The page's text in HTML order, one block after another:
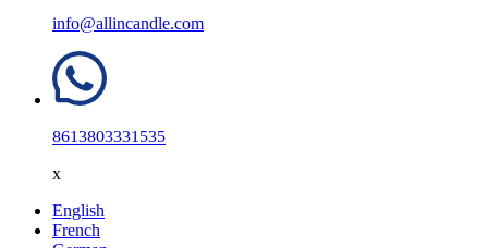
info@allincandle.com
8613803331535
x
English
French